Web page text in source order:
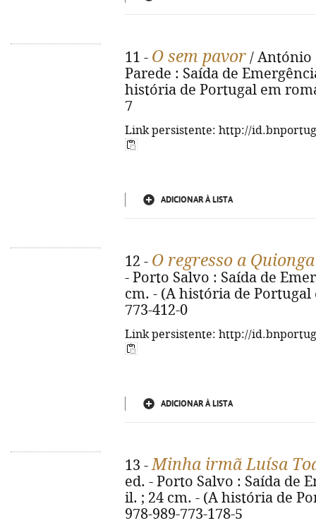
11 - O sem pavor / António
Parede : Saída de
história de Portugal em
7
Link persistente: http://
ADICIONAR À LISTA
12 - O regresso a Quionga
- Porto Salvo : Saída de
cm. - (A história de Portugal
773-412-0
Link persistente: http://
ADICIONAR À LISTA
13 -Minha irmã Luísa
ed. - Porto Salvo : Saída de
il. ; 24 cm. - (A história de
978-989-773-178-5